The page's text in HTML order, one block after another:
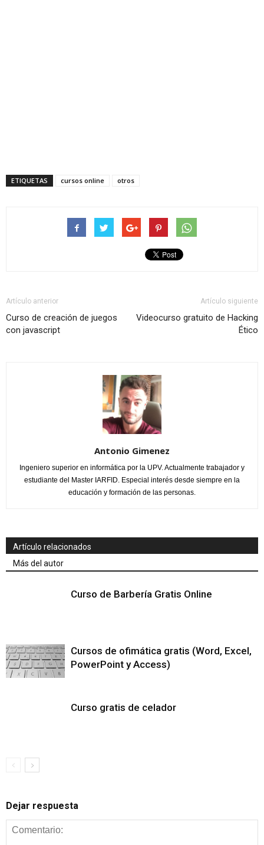
ETIQUETAS cursos online otros
Artículo anterior
Curso de creación de juegos
con javascript
Artículo siguiente
Videocurso gratuito de Hacking
Ético
Antonio Gimenez
Ingeniero superior en informática por la UPV. Actualmente trabajador y
estudiante del Master IARFID. Especial interés desde siempre en la
educación y formación de las personas.
Artículo relacionados
Más del autor
Curso de Barbería Gratis Online
Cursos de ofimática gratis (Word, Excel,
PowerPoint y Access)
Curso gratis de celador
Dejar respuesta